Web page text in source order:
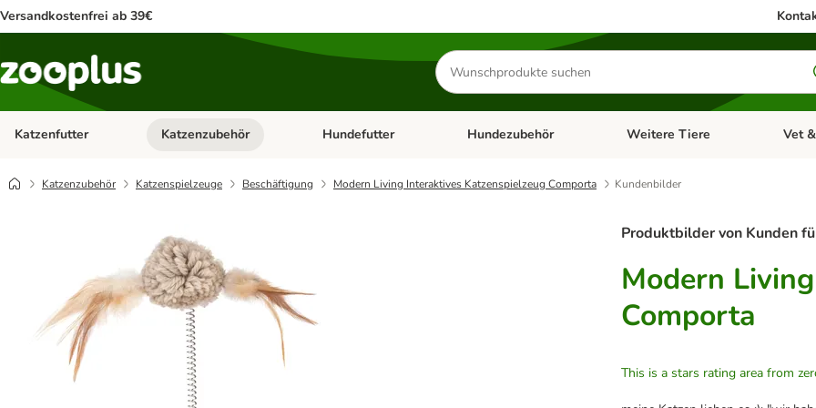
Versandkostenfrei ab 39€
Produkte
suchen
Katzenfutter Kategorie-Menü öffnen: Katzenfutter
Katzenzubehör Kategorie-Menü öffnen: Katzenzubehör
Hundefutter Kategorie-Menü öffnen: Hundefutter
Hundezubehör Kategorie-Menü öffnen:
Weitere Tiere Vet
Katzenzubehör Katzenspielzeuge Beschäftigung Modern Living Interaktives Katzenspielzeug Comporta Kundenbilder
Produktbilder von Kunden
Modern
Comporta
This is a stars rating area from